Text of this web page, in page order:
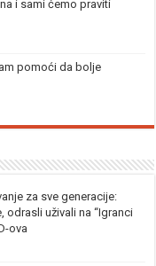
i sami ćemo praviti
pomoći da bolje
za sve generacije:
odrasli uživali na “Igranci
ova